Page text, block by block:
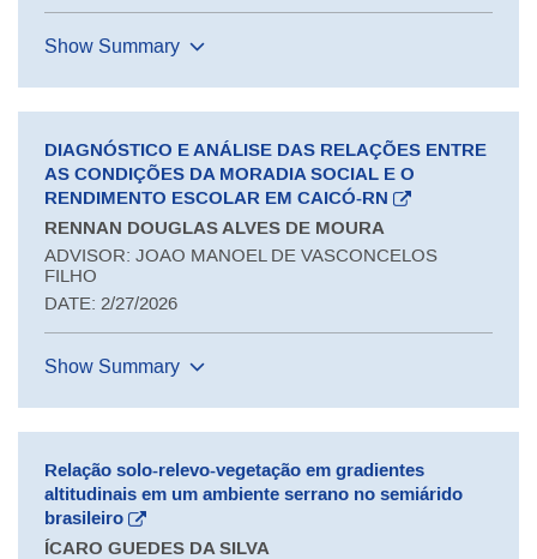
Show Summary
DIAGNÓSTICO E ANÁLISE DAS RELAÇÕES ENTRE
AS CONDIÇÕES DA MORADIA SOCIAL E O
RENDIMENTO ESCOLAR EM CAICÓ-RN
RENNAN DOUGLAS ALVES DE MOURA
ADVISOR: JOAO MANOEL DE VASCONCELOS
FILHO
DATE: 2/27/2026
Show Summary
Relação solo-relevo-vegetação em gradientes
altitudinais em um ambiente serrano no semiárido
brasileiro
ÍCARO GUEDES DA SILVA